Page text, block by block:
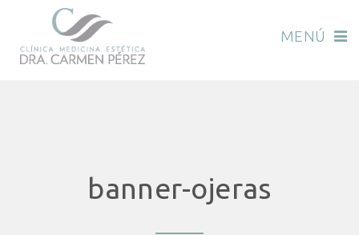
MENÚ
banner-ojeras